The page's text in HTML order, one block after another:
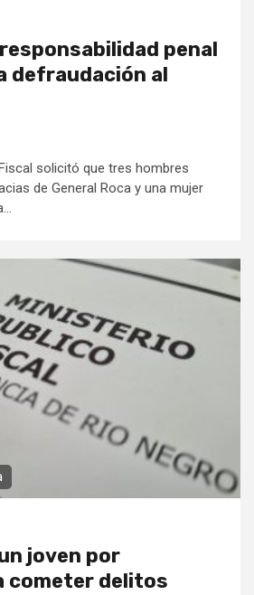
penal
defraudación al
solicitó que tres hombres
de General Roca y una mujer
joven por
cometer delitos